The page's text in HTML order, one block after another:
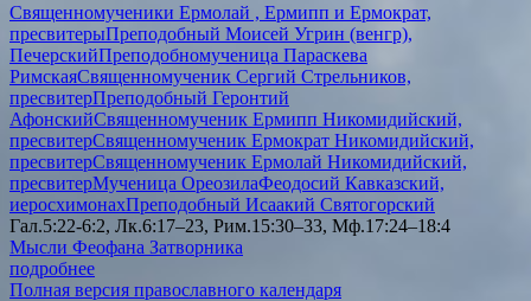
Священномученики Ермолай , Ермипп и Ермократ,
пресвитерыПреподобный Моисей Угрин (венгр),
ПечерскийПреподобномученица Параскева
РимскаяСвященномученик Сергий Стрельников,
пресвитерПреподобный Геронтий
АфонскийСвященномученик Ермипп Никомидийский,
пресвитерСвященномученик Ермократ Никомидийский,
пресвитерСвященномученик Ермолай Никомидийский,
пресвитерМученица ОреозилаФеодосий Кавказский,
иеросхимонахПреподобный Исаакий Святогорский
Гал.5:22-6:2, Лк.6:17–23, Рим.15:30–33, Мф.17:24–18:4
Мысли Феофана Затворника
подробнее
Полная версия православного календаря